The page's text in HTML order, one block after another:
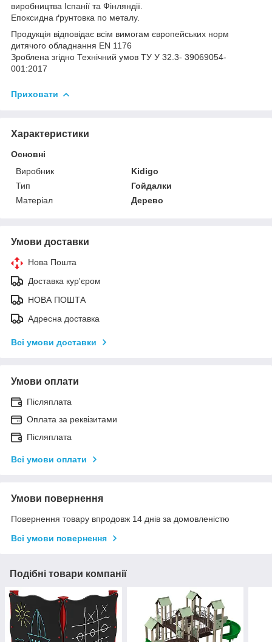
виробництва Іспанії та Фінляндії.
Епоксидна ґрунтовка по металу.
Продукція відповідає всім вимогам європейських норм
дитячого обладнання EN 1176
Зроблена згідно Технічний умов ТУ У 32.3- 39069054-
001:2017
Приховати
Характеристики
Основні
Виробник
Kidigo
Тип
Гойдалки
Матеріал
Дерево
Умови доставки
Нова Пошта
Доставка кур'єром
НОВА ПОШТА
Адресна доставка
Всі умови доставки
Умови оплати
Післяплата
Оплата за реквізитами
Післяплата
Всі умови оплати
Умови повернення
Повернення товару впродовж 14 днів за домовленістю
Всі умови повернення
Подібні товари компанії